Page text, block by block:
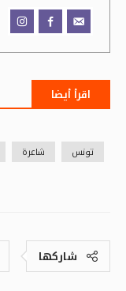
اقرأ أيضا
تونس شاعرة
شاركها